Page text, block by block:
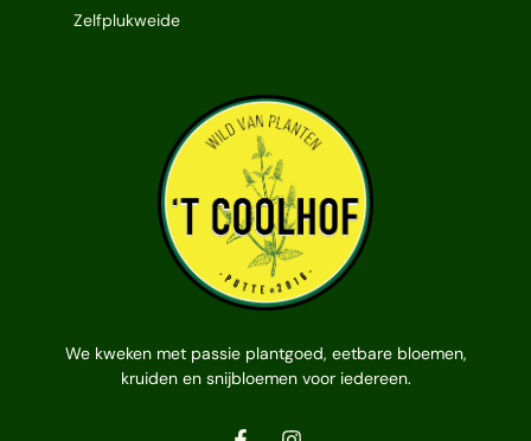
We kweken met passie plantgoed, eetbare bloemen,
kruiden en snijbloemen voor iedereen.
Zelfplukweide